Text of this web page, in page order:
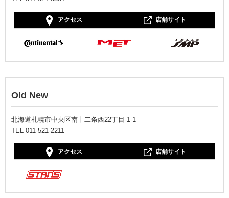
アクセス 店舗サイト
Old New
北海道札幌市中央区南十二条西22丁目-1-1
TEL 011-521-2211
アクセス 店舗サイト